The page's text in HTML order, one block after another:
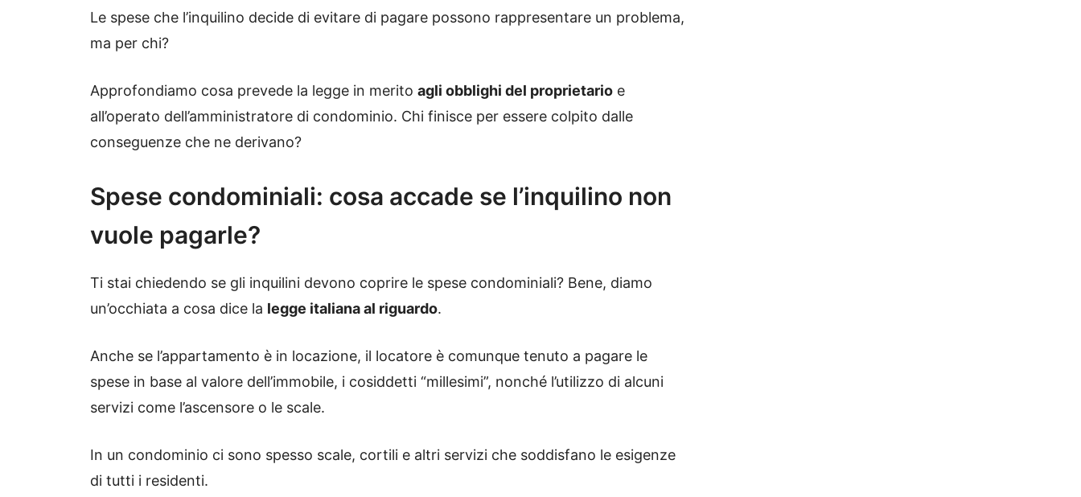
Le spese che l’inquilino decide di evitare di pagare possono rappresentare un problema,
ma per chi?
Approfondiamo cosa prevede la legge in merito agli obblighi del proprietario e
all’operato dell’amministratore di condominio. Chi finisce per essere colpito dalle
conseguenze che ne derivano?
Spese condominiali: cosa accade se l’inquilino non
vuole pagarle?
Ti stai chiedendo se gli inquilini devono coprire le spese condominiali? Bene, diamo
un’occhiata a cosa dice la legge italiana al riguardo.
Anche se l’appartamento è in locazione, il locatore è comunque tenuto a pagare le
spese in base al valore dell’immobile, i cosiddetti “millesimi”, nonché l’utilizzo di alcuni
servizi come l’ascensore o le scale.
In un condominio ci sono spesso scale, cortili e altri servizi che soddisfano le esigenze
di tutti i residenti.